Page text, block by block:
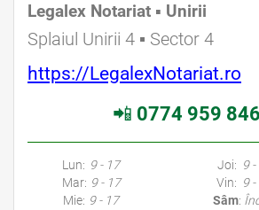
Legalex Notariat ▪︎ Unirii
Splaiul Unirii 4 ▪︎ Sector 4
https://LegalexNotariat.ro
📲 0774 959 846
Avocati Bucuresti • Cabinete Avocatura Bucuresti • Avocati Specializati Bucuresti • Avocat Bun Bucuresti
Lun: 9 - 17
Mar: 9 - 17
Mie: 9 - 17
Joi: 9
Vin: 9
Sâm: